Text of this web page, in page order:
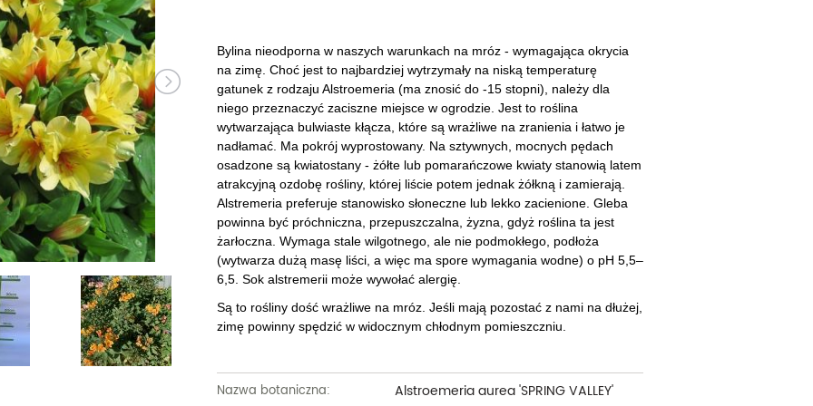
Truskawki i poziomki
Winogrona
Żurawiny
Pozostałe
Dęby
Glediczje
Głogi
Graby
Jabłonie ozdobne
Jarzębiny i jarząby
Kasztanowce
Wierzby
Wiśnie ozdobne
Złotokapy
Pozostałe
Forsycje
Hibiskusy
Hortensje
Jaśminowce
Kaliny
Kalmie
Krzewuszki
Pięciorniki
Piwonie
Pnącza
Powojniki - Clematisy
Różaneczniki
Tawuły i tawułki
Wisterie
Żarnowce
Pozostałe
Bylina nieodporna w naszych warunkach na mróz - wymagająca okrycia
na zimę. Choć jest to najbardziej wytrzymały na niską temperaturę
gatunek z rodzaju Alstroemeria (ma znosić do -15 stopni), należy dla
niego przeznaczyć zaciszne miejsce w ogrodzie. Jest to roślina
wytwarzająca bulwiaste kłącza, które są wrażliwe na zranienia i łatwo je
nadłamać. Ma pokrój wyprostowany. Na sztywnych, mocnych pędach
osadzone są kwiatostany - żółte lub pomarańczowe kwiaty stanowią latem
atrakcyjną ozdobę rośliny, której liście potem jednak żółkną i zamierają.
Alstremeria preferuje stanowisko słoneczne lub lekko zacienione. Gleba
powinna być próchniczna, przepuszczalna, żyzna, gdyż roślina ta jest
żarłoczna. Wymaga stale wilgotnego, ale nie podmokłego, podłoża
(wytwarza dużą masę liści, a więc ma spore wymagania wodne) o pH 5,5–
6,5. Sok alstremerii może wywołać alergię
Są to rośliny dość wrażliwe na mróz. Jeśli mają pozostać z nami na dłużej,
zimę powinny spędzić w widocznym chłodnym pomieszczniu.
Nazwa botaniczna: Alstroemeria aurea 'SPRING VALLEY'